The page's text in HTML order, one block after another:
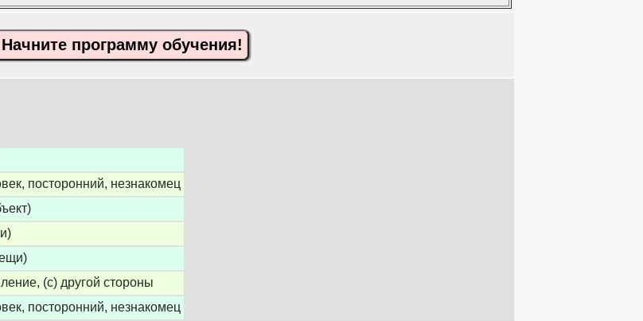
программу обучения!
посторонний, незнакомец
(с) другой стороны
посторонний, незнакомец